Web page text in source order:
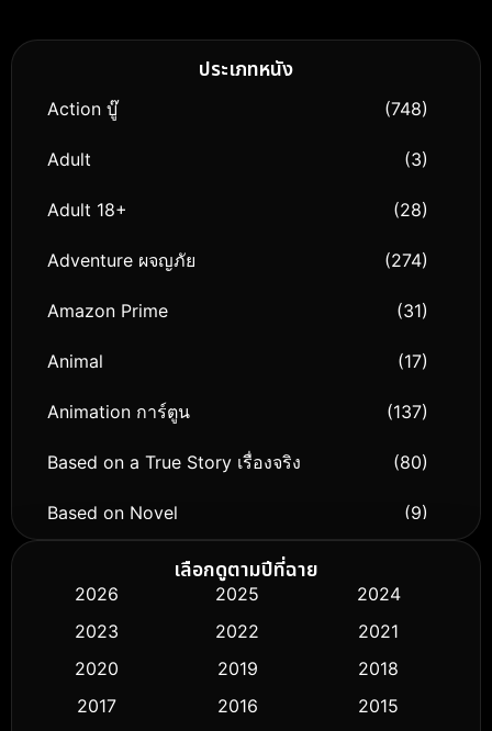
ประเภทหนัง
Action บู๊ (748)
Adult (3)
Adult 18+ (28)
Adventure ผจญภัย (274)
Amazon Prime (31)
Animal (17)
Animation การ์ตูน (137)
Based on a True Story เรื่องจริง (80)
Based on Novel (9)
Biography ชีวิตจริง
Classic หนังคลาสสิก (50)
Comedy ตลก (433)
เลือกดูตามปีที่ฉาย
2026 2025
2024
2023
2022
2021
2020
2019
2018
2017
2016
2015